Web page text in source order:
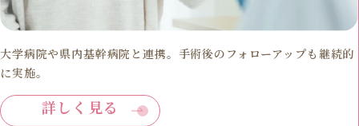
大学病院や県内基幹病院と連携。手術後のフォローアップも継続的
に実施。
詳しく見る